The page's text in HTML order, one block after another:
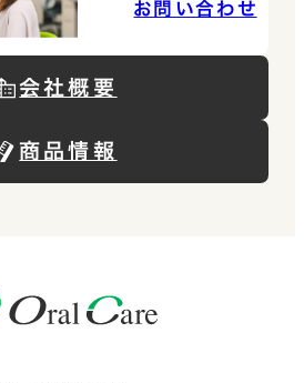
biz.jp/
お問い合わせ
会社概要
商品情報